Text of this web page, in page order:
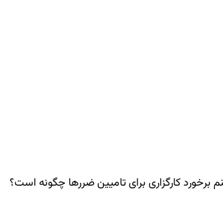
برخورد کارگزاری برای تامیین ضررها چگونه است؟